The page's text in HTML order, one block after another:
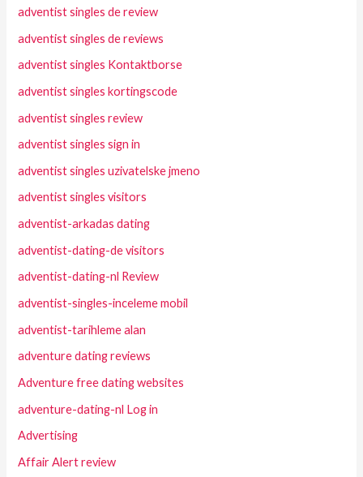
adventist singles de review
adventist singles de reviews
adventist singles Kontaktborse
adventist singles kortingscode
adventist singles review
adventist singles sign in
adventist singles uzivatelske jmeno
adventist singles visitors
adventist-arkadas dating
adventist-dating-de visitors
adventist-dating-nl Review
adventist-singles-inceleme mobil
adventist-tarihleme alan
adventure dating reviews
Adventure free dating websites
adventure-dating-nl Log in
Advertising
Affair Alert review